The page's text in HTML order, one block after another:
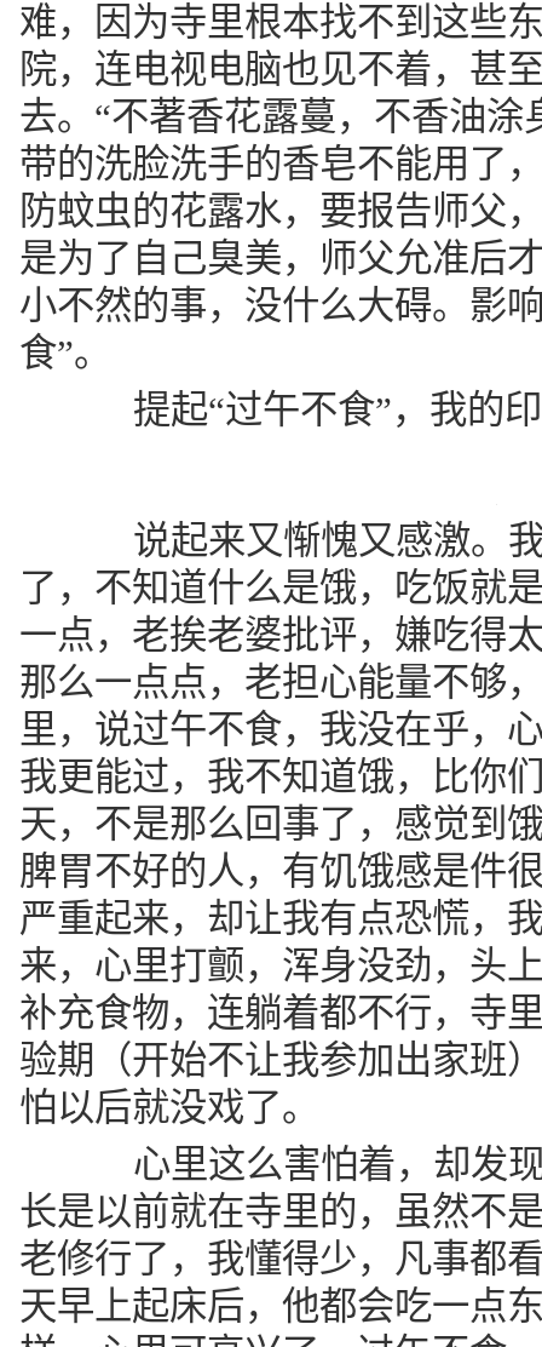
难，因为寺里根本找不到这些
院，连电视电脑也见不着，甚
去。“不著香花露蔓，不香油
带的洗脸洗手的香皂不能用了
防蚊虫的花露水，要报告师父
是为了自己臭美，师父允准后
小不然的事，没什么大碍。影
食”。
提起“过午不食”，我的印
说起来又惭愧又感激。我
了，不知道什么是饿，吃饭就
一点，老挨老婆批评，嫌吃得
那么一点点，老担心能量不够
里，说过午不食，我没在乎，
我更能过，我不知道饿，比你
天，不是那么回事了，感觉到
脾胃不好的人，有饥饿感是件
严重起来，却让我有点恐慌，
来，心里打颤，浑身没劲，头
补充食物，连躺着都不行，寺
验期（开始不让我参加出家班
怕以后就没戏了。
心里这么害怕着，却发现
长是以前就在寺里的，虽然不
老修行了，我懂得少，凡事都
天早上起床后，他都会吃一点